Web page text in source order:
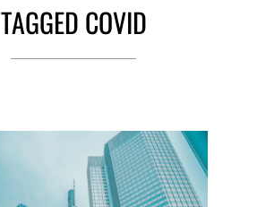
TAGGED COVID